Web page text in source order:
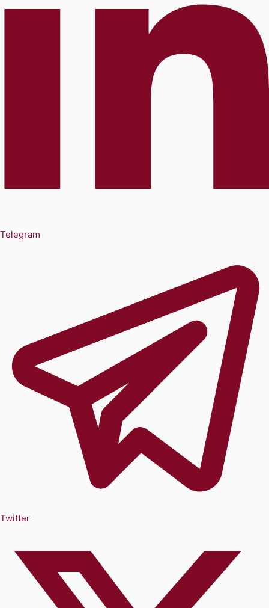
Telegram
Twitter